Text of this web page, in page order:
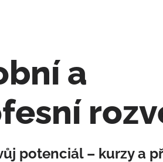
a
potenciál – kurzy a